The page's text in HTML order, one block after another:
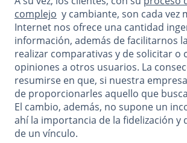
complejo y cambiante, son cada vez
Internet nos ofrece una cantidad
información, además de facilitarnos
realizar comparativas y de solicitar o
opiniones a otros usuarios. La
resumirse en que, si nuestra
de proporcionarles aquello que
El cambio, además, no supone un
ahí la importancia de la fidelización y
de un vínculo.